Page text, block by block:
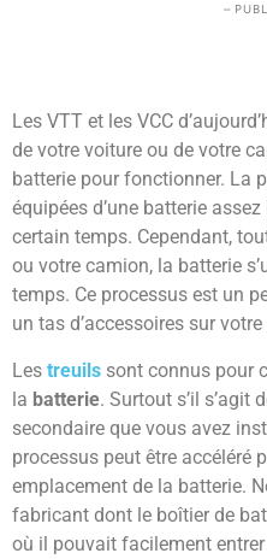
–
Les VTT et les VCC
de votre voiture ou de votre
batterie pour fonctionner. La
équipées d’une batterie
certain temps. Cependant,
ou votre camion, la batterie
temps. Ce processus est un
un tas d’accessoires sur
Les treuils sont connus pour
la batterie. Surtout s’il s’agit
secondaire que vous avez
processus peut être accéléré
emplacement de la batterie.
fabricant dont le boîtier de
où il pouvait facilement